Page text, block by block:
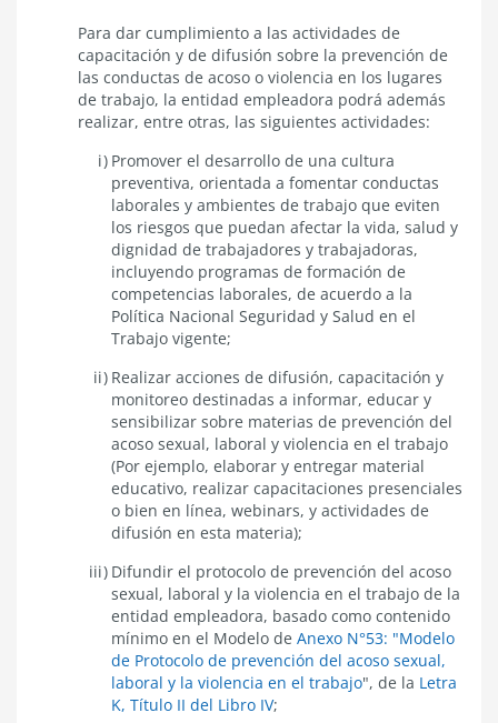
Para dar cumplimiento a las actividades de
capacitación y de difusión sobre la prevención de
las conductas de acoso o violencia en los lugares
de trabajo, la entidad empleadora podrá además
realizar, entre otras, las siguientes actividades:
Promover el desarrollo de una cultura
preventiva, orientada a fomentar conductas
laborales y ambientes de trabajo que eviten
los riesgos que puedan afectar la vida, salud y
dignidad de trabajadores y trabajadoras,
incluyendo programas de formación de
competencias laborales, de acuerdo a la
Política Nacional Seguridad y Salud en el
Trabajo vigente;
Realizar acciones de difusión, capacitación y
monitoreo destinadas a informar, educar y
sensibilizar sobre materias de prevención del
acoso sexual, laboral y violencia en el trabajo
(Por ejemplo, elaborar y entregar material
educativo, realizar capacitaciones presenciales
o bien en línea, webinars, y actividades de
difusión en esta materia);
Difundir el protocolo de prevención del acoso
sexual, laboral y la violencia en el trabajo de la
entidad empleadora, basado como contenido
mínimo en el Modelo de Anexo N°53: "Modelo
de Protocolo de prevención del acoso sexual,
laboral y la violencia en el trabajo", de la Letra
K, Título II del Libro IV;